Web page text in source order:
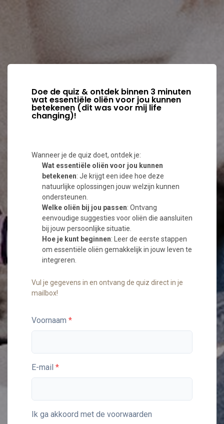
Doe de quiz & ontdek binnen 3 minuten
wat essentiële oliën voor jou kunnen
betekenen (dit was voor mij life
changing)!
Wanneer je de quiz doet, ontdek je:
Wat essentiële oliën voor jou kunnen
betekenen: Je krijgt een idee hoe deze
natuurlijke oplossingen jouw welzijn kunnen
ondersteunen.
Welke oliën bij jou passen: Ontvang
eenvoudige suggesties voor oliën die aansluiten
bij jouw persoonlijke situatie.
Hoe je kunt beginnen: Leer de eerste stappen
om essentiële oliën gemakkelijk in jouw leven te
integreren.
Vul je gegevens in en ontvang de quiz direct in je
mailbox!
Voornaam
E-mail
Ik ga akkoord met de voorwaarden